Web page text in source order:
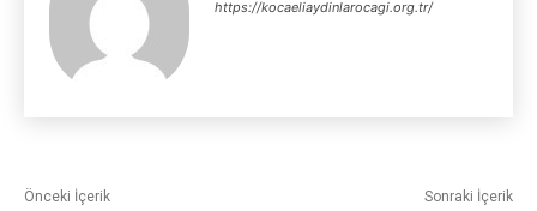
https://kocaeliaydinlarocagi.org.tr/
Önceki İçerik Sonraki İçerik